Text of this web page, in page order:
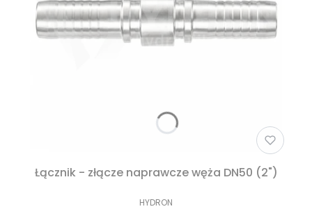
Łącznik - złącze naprawcze węża DN50 (2")
HYDRON